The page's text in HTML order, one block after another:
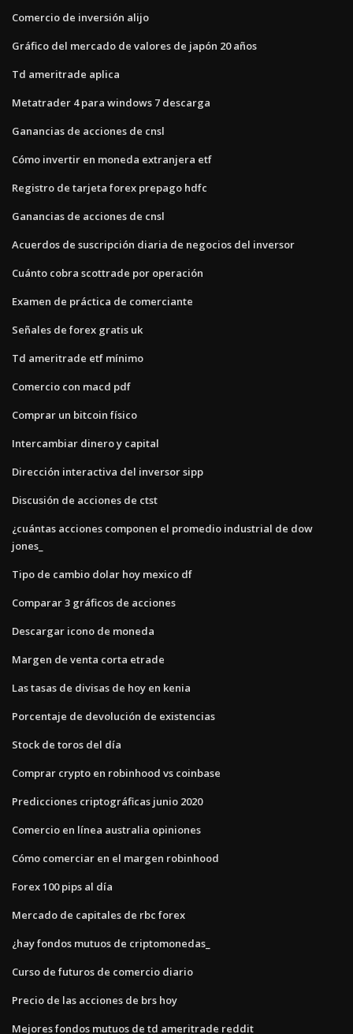
Comercio de inversión alijo
Gráfico del mercado de valores de japón 20 años
Td ameritrade aplica
Metatrader 4 para windows 7 descarga
Ganancias de acciones de cnsl
Cómo invertir en moneda extranjera etf
Registro de tarjeta forex prepago hdfc
Ganancias de acciones de cnsl
Acuerdos de suscripción diaria de negocios del inversor
Cuánto cobra scottrade por operación
Examen de práctica de comerciante
Señales de forex gratis uk
Td ameritrade etf mínimo
Comercio con macd pdf
Comprar un bitcoin físico
Intercambiar dinero y capital
Dirección interactiva del inversor sipp
Discusión de acciones de ctst
¿cuántas acciones componen el promedio industrial de dow
jones_
Tipo de cambio dolar hoy mexico df
Comparar 3 gráficos de acciones
Descargar icono de moneda
Margen de venta corta etrade
Las tasas de divisas de hoy en kenia
Porcentaje de devolución de existencias
Stock de toros del día
Comprar crypto en robinhood vs coinbase
Predicciones criptográficas junio 2020
Comercio en línea australia opiniones
Cómo comerciar en el margen robinhood
Forex 100 pips al día
Mercado de capitales de rbc forex
¿hay fondos mutuos de criptomonedas_
Curso de futuros de comercio diario
Precio de las acciones de brs hoy
Mejores fondos mutuos de td ameritrade reddit